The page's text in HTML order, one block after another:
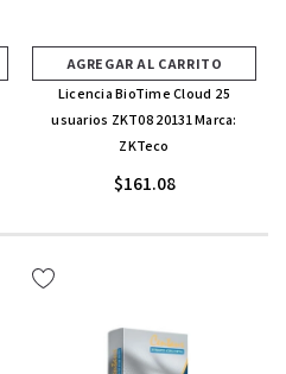
AGREGAR AL CARRITO
Licencia BioTime Cloud 25
usuarios ZKT0820131 Marca:
ZKTeco
$161.08